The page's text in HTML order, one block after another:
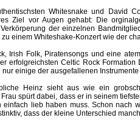
Whitesnake und David
Ziel vor Augen gehabt: Die
der einzelnen
einem Whiteshake-Konzert wie der
Irish Folk, Piratensongs und eine
erfolgreichsten Celtic Rock
einige der ausgefallenen
Heinz sieht aus wie ein
spürt dabei, dass er in seinem
einfach lieb haben muss. Schon nach
dass der kleine Unterschied